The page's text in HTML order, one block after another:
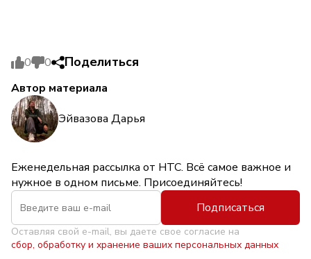
0 0 Поделиться
Автор материала
Эйвазова Дарья
Еженедельная рассылка от НТС. Всё самое важное и
нужное в одном письме. Присоединяйтесь!
Подписаться
Оставляя свой e-mail, вы даете свое согласие на
сбор, обработку и хранение ваших персональных данных